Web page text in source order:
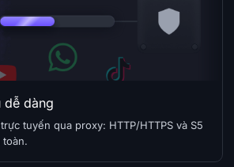
dễ dàng
tuyến qua proxy: HTTP/HTTPS và S5
toàn.